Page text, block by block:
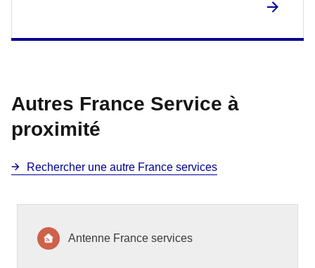
Autres France Service à
proximité
Rechercher une autre France services
Antenne France services